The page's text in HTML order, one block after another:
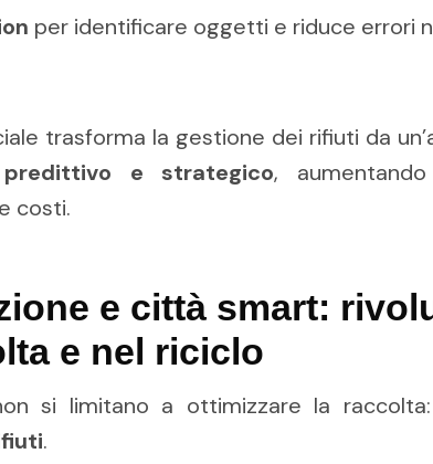
per identificare oggetti e riduce errori
trasforma la gestione dei rifiuti da
predittivo e strategico,
costi.
e città smart:
e nel riciclo
si limitano a ottimizzare la raccolta:
.